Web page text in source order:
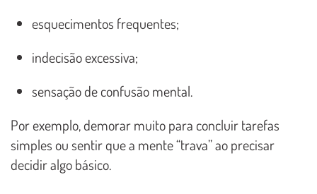
esquecimentos frequentes;
indecisão excessiva;
sensação de confusão mental.
Por exemplo, demorar muito para concluir tarefas
simples ou sentir que a mente “trava” ao precisar
decidir algo básico.